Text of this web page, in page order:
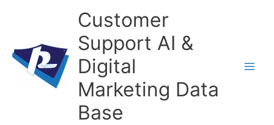
Customer
Support AI &
Digital
Marketing Data
Base